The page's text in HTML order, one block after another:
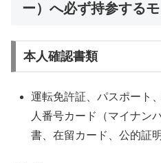
ー）へ必ず持参するモ
本人確認書類
運転免許証、パスポート
人番号カード（マイナン
書、在留カード、公的証